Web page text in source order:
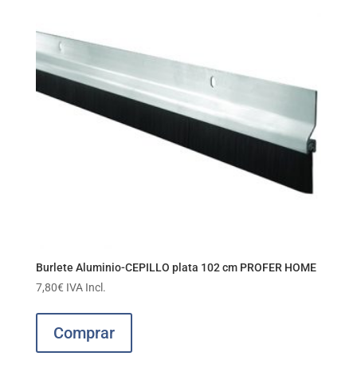
Burlete Aluminio-CEPILLO plata 102 cm PROFER HOME
7,80€ IVA Incl.
Comprar